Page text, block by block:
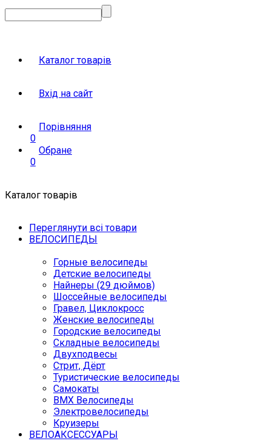
Каталог товарів
Вхід на сайт
Порівняння
0
Обране
0
Каталог товарів
Переглянути всі товари
ВЕЛОСИПЕДЫ
Горные велосипеды
Детские велосипеды
Найнеры (29 дюймов)
Шоссейные велосипеды
Гравел, Циклокросс
Женские велосипеды
Городcкие велосипеды
Складные велосипеды
Двухподвесы
Стрит, Дёрт
Туристические велосипеды
Самокаты
BMX Велосипеды
Электровелосипеды
Круизеры
ВЕЛОАКСЕССУАРЫ